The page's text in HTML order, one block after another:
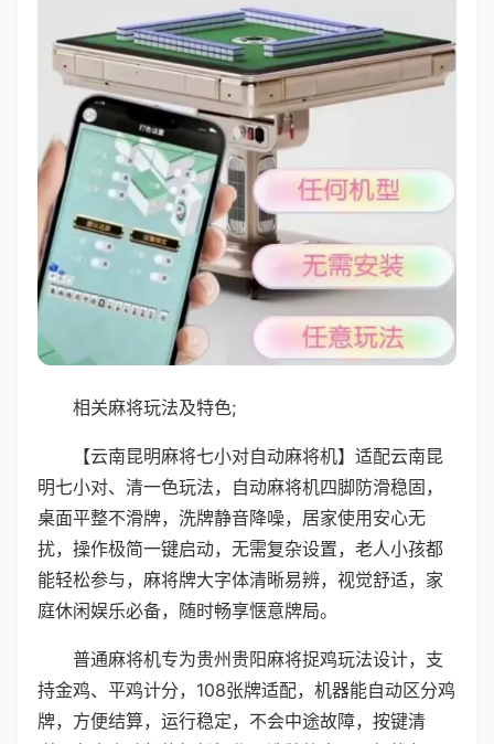
相关麻将玩法及特色;
【云南昆明麻将七小对自动麻将机】适配云南昆
明七小对、清一色玩法，自动麻将机四脚防滑稳固，
桌面平整不滑牌，洗牌静音降噪，居家使用安心无
扰，操作极简一键启动，无需复杂设置，老人小孩都
能轻松参与，麻将牌大字体清晰易辨，视觉舒适，家
庭休闲娱乐必备，随时畅享惬意牌局。
普通麻将机专为贵州贵阳麻将捉鸡玩法设计，支
持金鸡、平鸡计分，108张牌适配，机器能自动区分鸡
牌，方便结算，运行稳定，不会中途故障，按键清